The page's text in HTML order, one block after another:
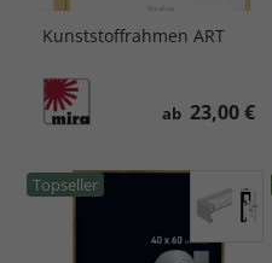
Kunststoffrahmen ART
ab 23,00 €
Topseller